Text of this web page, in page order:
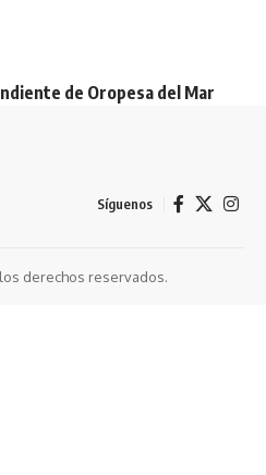
de Oropesa del Mar
Síguenos
derechos reservados.